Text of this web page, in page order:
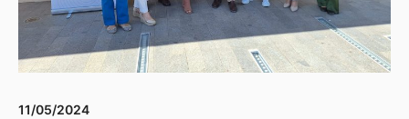
11/05/2024